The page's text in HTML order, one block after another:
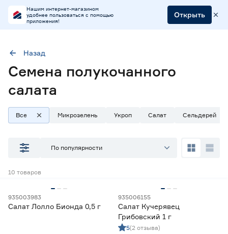
Нашим интернет-магазином
удобнее пользоваться с помощью
приложения!
Открыть
КультураСалат полукочанный
Наличие в магазинах
Ростовское шоссе, 28/7
Тип
Микрозелень
Назад
Семена полукочанного
салата
Все Микрозелень Укроп Салат Сельдерей
По популярности
10 товаров
935003983
Салат Лолло Бионда 0,5 г
935006155
Салат Кучерявец
Грибовский 1 г
5(2 отзыва)